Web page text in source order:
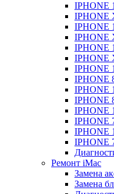
IPHONE
IPHONE
IPHONE
IPHONE
IPHONE
IPHONE
IPHONE
IPHONE
IPHONE
IPHONE
IPHONE
IPHONE
IPHONE
IPHONE
Ремонт iMac
Замена
Замена